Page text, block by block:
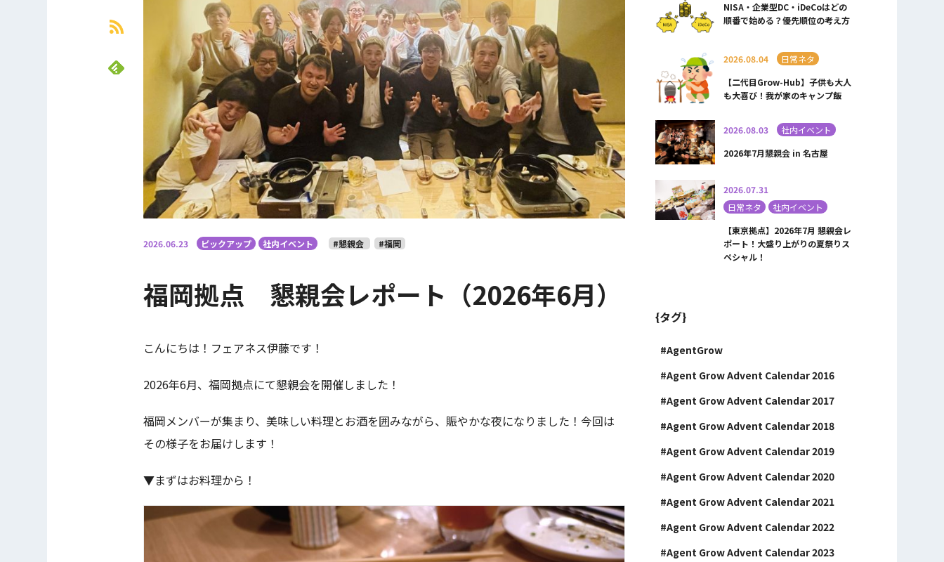
2026.06.23 ピックアップ 社内イベント #懇親会 #福岡
福岡拠点 懇親会レポート（2026年6月）
こんにちは！フェアネス伊藤です！
2026年6月、福岡拠点にて懇親会を開催しました！
福岡メンバーが集まり、美味しい料理とお酒を囲みながら、賑やかな夜になりました！今回は
その様子をお届けします！
▼まずはお料理から！
NISA・企業型DC・iDeCoはどの
順番で始める？優先順位の考え方
2026.08.04
日常ネタ
【二代目Grow-Hub】子供も大人
も大喜び！我が家のキャンプ飯
2026.08.03
社内イベント
2026年7月懇親会 in 名古屋
2026.07.31
日常ネタ
社内イベント
【東京拠点】2026年7月 懇親会レ
ポート！大盛り上がりの夏祭りス
ペシャル！
{タグ}
AgentGrow
Agent Grow Advent Calendar 2016
Agent Grow Advent Calendar 2017
Agent Grow Advent Calendar 2018
Agent Grow Advent Calendar 2019
Agent Grow Advent Calendar 2020
Agent Grow Advent Calendar 2021
Agent Grow Advent Calendar 2022
Agent Grow Advent Calendar 2023